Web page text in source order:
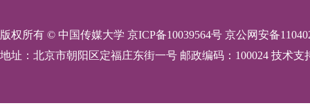
版权所有 © 中国传媒大学 京ICP备10039564号 京公网安备
地址：北京市朝阳区定福庄东街一号 邮政编码：100024 技术